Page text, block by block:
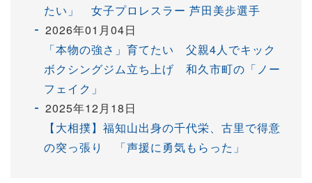
たい」 女子プロレスラー 芦田美歩選手
2026年01月04日
「本物の強さ」育てたい 父親4人でキック
ボクシングジム立ち上げ 和久市町の「ノー
フェイク」
2025年12月18日
【大相撲】福知山出身の千代栄、古里で得意
の突っ張り 「声援に勇気もらった」